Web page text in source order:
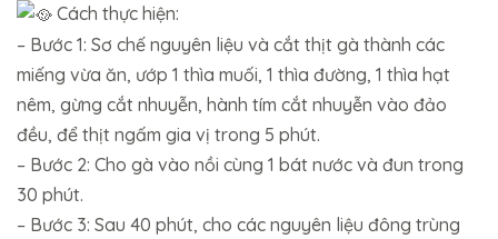
Cách thực hiện:
– Bước 1: Sơ chế nguyên liệu và cắt thịt gà thành các
miếng vừa ăn, ướp 1 thìa muối, 1 thìa đường, 1 thìa hạt
nêm, gừng cắt nhuyễn, hành tím cắt nhuyễn vào đảo
đều, để thịt ngấm gia vị trong 5 phút.
– Bước 2: Cho gà vào nồi cùng 1 bát nước và đun trong
30 phút.
– Bước 3: Sau 40 phút, cho các nguyên liệu đông trùng